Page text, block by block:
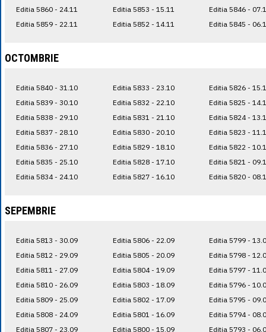
Editia 5860 - 24.11
Editia 5859 - 22.11
Editia 5853 - 15.11
Editia 5852 - 14.11
Editia 5846 -
Editia 5845 -
OCTOMBRIE
Editia 5840 - 31.10
Editia 5839 - 30.10
Editia 5838 - 29.10
Editia 5837 - 28.10
Editia 5836 - 27.10
Editia 5835 - 25.10
Editia 5834 - 24.10
Editia 5833 - 23.10
Editia 5832 - 22.10
Editia 5831 - 21.10
Editia 5830 - 20.10
Editia 5829 - 18.10
Editia 5828 - 17.10
Editia 5827 - 16.10
Editia 5826 -
Editia 5825 -
Editia 5824 -
Editia 5823 -
Editia 5822 -
Editia 5821 -
Editia 5820 -
SEPEMBRIE
Editia 5813 - 30.09
Editia 5812 - 29.09
Editia 5811 - 27.09
Editia 5810 - 26.09
Editia 5809 - 25.09
Editia 5808 - 24.09
Editia 5807 - 23.09
Editia 5806 - 22.09
Editia 5805 - 20.09
Editia 5804 - 19.09
Editia 5803 - 18.09
Editia 5802 - 17.09
Editia 5801 - 16.09
Editia 5800 - 15.09
Editia 5799 -
Editia 5798 -
Editia 5797 -
Editia 5796 -
Editia 5795 -
Editia 5794 -
Editia 5793 -